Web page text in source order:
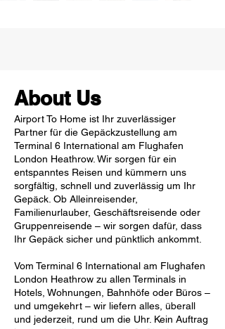
About Us
Airport To Home ist Ihr zuverlässiger
Partner für die Gepäckzustellung am
Terminal 6 International am Flughafen
London Heathrow. Wir sorgen für ein
entspanntes Reisen und kümmern uns
sorgfältig, schnell und zuverlässig um Ihr
Gepäck. Ob Alleinreisender,
Familienurlauber, Geschäftsreisende oder
Gruppenreisende – wir sorgen dafür, dass
Ihr Gepäck sicher und pünktlich ankommt.
Vom Terminal 6 International am Flughafen
London Heathrow zu allen Terminals in
Hotels, Wohnungen, Bahnhöfe oder Büros –
und umgekehrt – wir liefern alles, überall
und jederzeit, rund um die Uhr. Kein Auftrag